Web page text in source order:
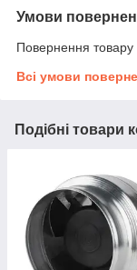
Умови
Повернення товару
Всі умови
Подібні товари